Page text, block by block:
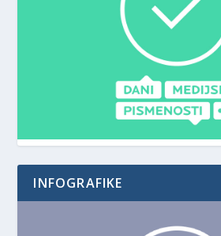
INFOGRAFIKE